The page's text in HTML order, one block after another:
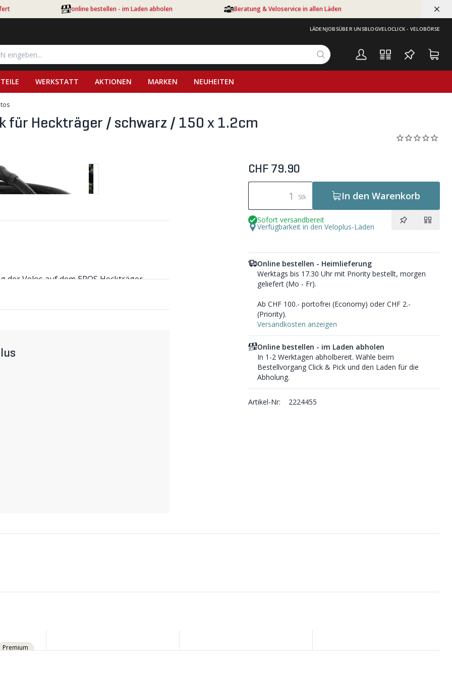
online bestellen - im Laden abholen Beratung & Veloservice in allen Läden
LÄDENJOBSÜBER UNSBLOGVELOCLICK - VELOBÖRSE
WERKSTATT AKTIONEN MARKEN NEUHEITEN
für Heckträger / schwarz / 150 x 1.2cm
Velos auf dem EPOS Heckträger.
von ABUS.
mit Abus für den EPOS Heckträger
CHF 79.90
Stk In den Warenkorb
Sofort versandbereit
Verfügbarkeit in den Veloplus-Läden
Online bestellen - Heimlieferung
Werktags bis 17.30 Uhr mit Priority bestellt, morgen
geliefert (Mo - Fr).
Ab CHF 100.- portofrei (Economy) oder CHF 2.-
(Priority).
Versandkosten anzeigen
Online bestellen - im Laden abholen
In 1-2 Werktagen abholbereit. Wähle beim
Bestellvorgang Click & Pick und den Laden für die
Abholung.
Artikel-Nr: 2224455
Premium